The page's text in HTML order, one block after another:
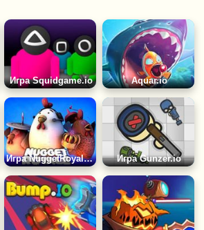
Игра Squidgame.io Aquar.io
Игра NuggetRoyale.io Игра Gunzer.io